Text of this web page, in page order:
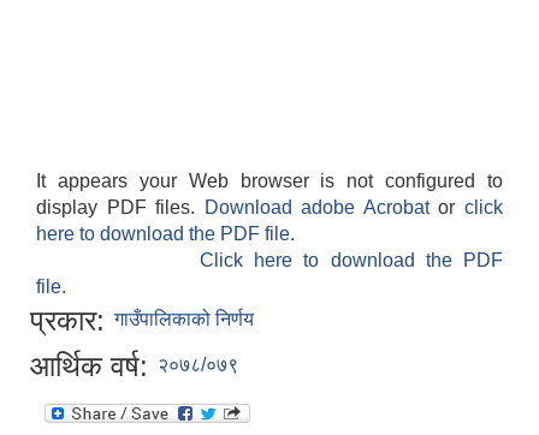
It appears your Web browser is not configured to
display PDF files.
Download adobe Acrobatorclick
here to download the PDF file.
Click here to download the PDF
file.
प्रकार: गाउँपालिकाको निर्णय
आर्थिक वर्ष: २०७८/०७९